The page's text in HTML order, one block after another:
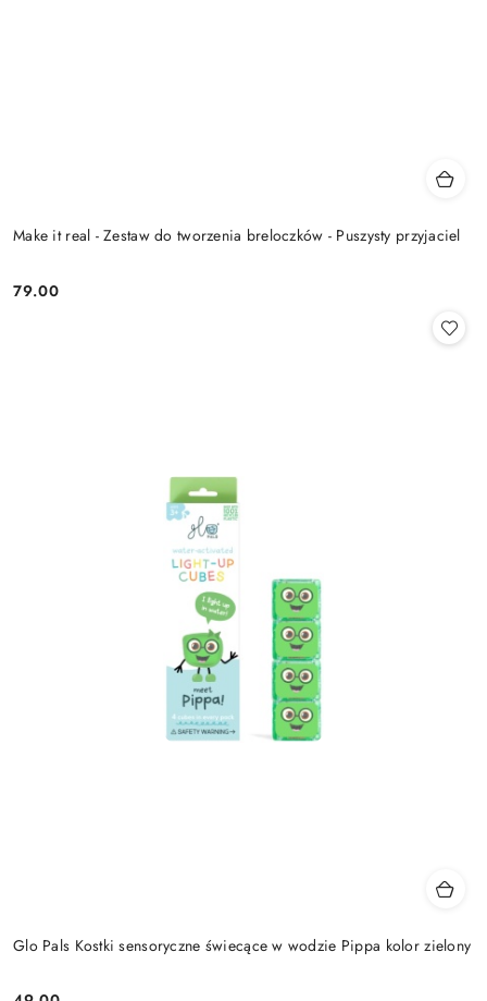
Make it real - Zestaw do tworzenia breloczków - Puszysty przyjaciel
Cena:
79.00
Glo Pals Kostki sensoryczne świecące w wodzie Pippa kolor zielony